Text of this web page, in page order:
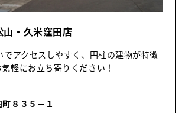
山・久米窪田店
でアクセスしやすく、円柱の建物が特徴
軽にお立ち寄りください！
８３５－１